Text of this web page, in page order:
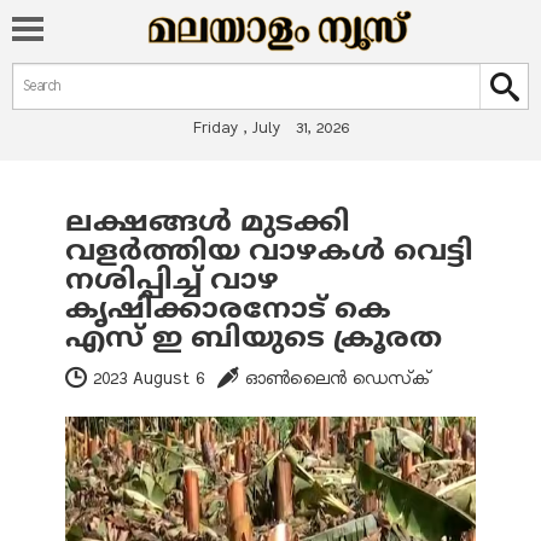
Search form
Search
Friday , July 31, 2026
You are here
ലക്ഷങ്ങള്‍ മുടക്കി
വളര്‍ത്തിയ വാഴകള്‍ വെട്ടി
നശിപ്പിച്ച് വാഴ
കൃഷിക്കാരനോട് കെ
എസ് ഇ ബിയുടെ ക്രൂരത
2023 August 6 ഓണ്‍ലൈന്‍ ഡെസ്‌ക്‌